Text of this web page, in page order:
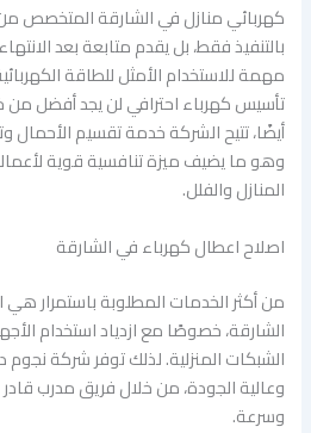
كهربائي منازل في الشارقة المتخصص
بالتنفيذ فقط، بل يقدم متابعة بعد
مهمة للاستخدام الأمثل للطاقة
تأسيس كهرباء احترافي لن يجد أفضل
أيضًا، تتيح الشركة خدمة تقسيم الأحمال
وهو ما يضيف ميزة تنافسية قوية
المنازل والفلل.
اصلاح اعطال كهرباء في الشارقة
من أكثر الخدمات المطلوبة باستمرار
الشارقة، خصوصًا مع ازدياد استخدام
الشبكات المنزلية. لذلك توفر شركة
وعالية الجودة، من خلال فريق مدرب
وسرعة.